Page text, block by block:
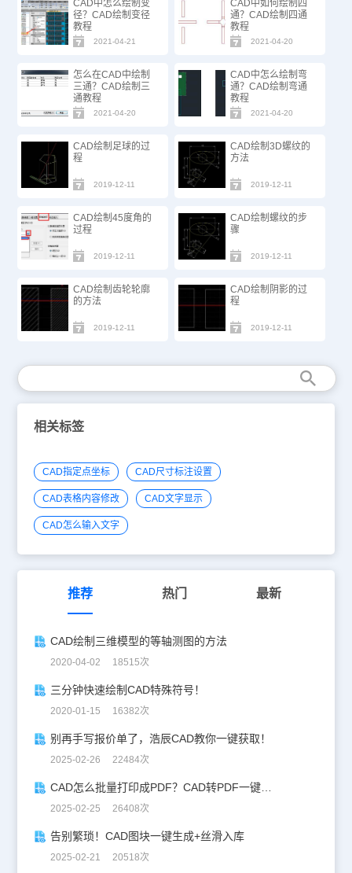
CAD中怎么绘制变
径？CAD绘制变径
教程
2021-04-21
CAD中如何绘制四
通？CAD绘制四通
教程
2021-04-20
怎么在CAD中绘制
三通？CAD绘制三
通教程
2021-04-20
CAD中怎么绘制弯
通？CAD绘制弯通
教程
2021-04-20
CAD绘制足球的过
程
2019-12-11
CAD绘制3D螺纹的
方法
2019-12-11
CAD绘制45度角的
过程
2019-12-11
CAD绘制螺纹的步
骤
2019-12-11
CAD绘制齿轮轮廓
的方法
2019-12-11
CAD绘制阴影的过
程
2019-12-11
相关标签
CAD指定点坐标 CAD尺寸标注设置
CAD表格内容修改 CAD文字显示
CAD怎么输入文字
推荐 热门 最新
CAD绘制三维模型的等轴测图的方法
2020-04-02 18515次
三分钟快速绘制CAD特殊符号！
2020-01-15 16382次
别再手写报价单了，浩辰CAD教你一键获取！
2025-02-26 22484次
CAD怎么批量打印成PDF？CAD转PDF一键批量完成！
2025-02-25 26408次
告别繁琐！CAD图块一键生成+丝滑入库
2025-02-21 20518次